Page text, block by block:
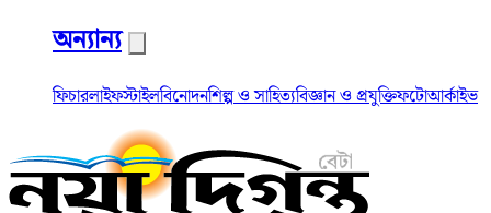
অন্যান্য
ফিচারলাইফস্টাইলবিনোদনশিল্প ও সাহিত্যবিজ্ঞান ও প্রযুক্তিফটোআর্কাইভ